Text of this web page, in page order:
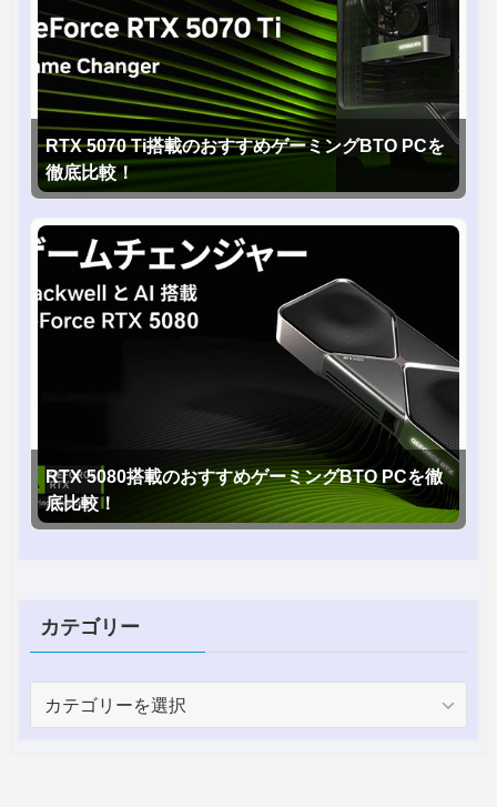
RTX 5070 Ti搭載のおすすめゲーミングBTO PCを
徹底比較！
RTX 5080搭載のおすすめゲーミングBTO PCを徹
底比較！
カテゴリー